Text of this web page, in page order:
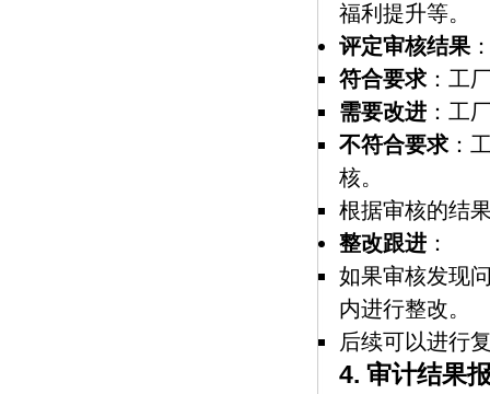
福利提升等。
评定审核结果
符合要求：工
需要改进 ：工
不符合要求：
核。
根据审核的结
整改跟进 ：
如果审核发现
内进行整改。
后续可以进行
4. 审计结果